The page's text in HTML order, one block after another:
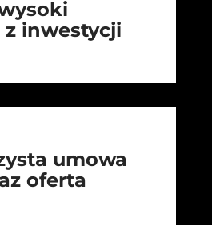
inwestycji
umowa
oferta